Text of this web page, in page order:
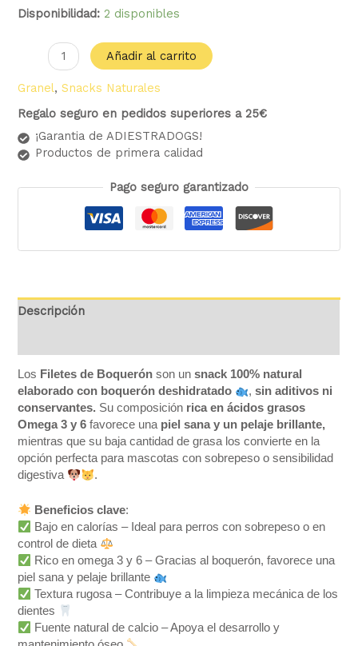
Disponibilidad: 2 disponibles
Añadir al carrito
Granel,Snacks Naturales
Regalo seguro en pedidos superiores a 25€
¡Garantia de ADIESTRADOGS!
Productos de primera calidad
Pago seguro garantizado
Descripción
Los Filetes de Boquerónson unsnack 100% natural
elaborado con boquerón deshidratado
, sin aditivos ni
conservantes. Su composición rica en ácidos grasos
Omega 3 y 6 favorece una piel sana y un pelaje brillante,
mientras que su baja cantidad de grasa los convierte en la
opción perfecta para mascotas con sobrepeso o sensibilidad
digestiva
.
Beneficios clave:
Bajo en calorías – Ideal para perros con sobrepeso o en
control de dieta
Rico en omega 3 y 6 – Gracias al boquerón, favorece una
piel sana y pelaje brillante
Textura rugosa – Contribuye a la limpieza mecánica de los
dientes
Fuente natural de calcio – Apoya el desarrollo y